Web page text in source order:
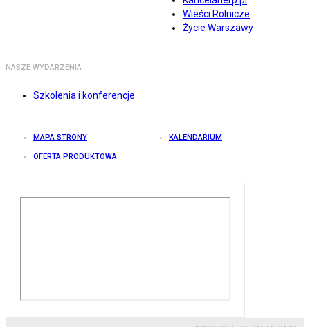
Wieści Rolnicze
Życie Warszawy
NASZE WYDARZENIA
Szkolenia i konferencje
MAPA STRONY KALENDARIUM
OFERTA PRODUKTOWA